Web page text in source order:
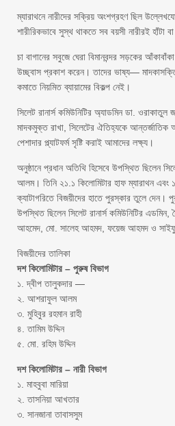
ম্যারাথনে নারীদের সক্রিয় অংশগ্রহণ ছিল
শারীরিকভাবে সুস্থ থাকতে সব বয়সী নারীরই হাঁটা
চা বাগানের সবুজে ঘেরা বিমানবন্দর সড়কের
উচ্ছ্বাস প্রকাশ করেন। তাদের ভাষ্য—
কমাতে নিয়মিত ব্যায়ামের বিকল্প নেই।
সিলেট রানার্স কমিউনিটির অ্যাডমিন ডা.
মাদকমুক্ত রাখা, সিলেটের ঐতিহ্যকে আন্তর্জাতিক
পেশাদার প্ল্যাটফর্ম সৃষ্টি করাই আমাদের লক্ষ্য।
অনুষ্ঠানে প্রধান অতিথি হিসেবে উপস্থিত ছিলেন
আলম। তিনি ২১.১ কিলোমিটার হাফ ম্যারাথন এবং
ক্যাটাগরিতে বিজয়ীদের হাতে পুরস্কার তুলে দেন।
উপস্থিত ছিলেন সিলেট রানার্স কমিউনিটির
আহমেদ, মো. সালেহ আহমদ, ফয়েজ আহমদ ও
বিজয়ীদের তালিকা
দশ কিলোমিটার – পুরুষ বিভাগ
১. দ্বীপ তালুকদার —
২. আশরাফুল আলম
৩. মুহিবুর রহমান রাহী
৪. তামিম উদ্দিন
৫. মো. রহিম উদ্দিন
দশ কিলোমিটার – নারী বিভাগ
১. মাহবুবা মারিয়া
২. তাসনিয়া আখতার
৩. সানজানা তাবাসসুম